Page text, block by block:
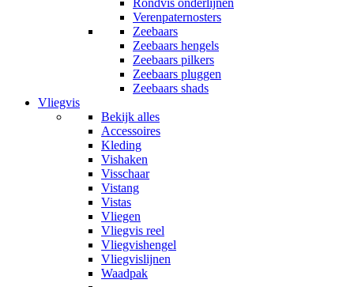
Rondvis onderlijnen
Verenpaternosters
Zeebaars
Zeebaars hengels
Zeebaars pilkers
Zeebaars pluggen
Zeebaars shads
Vliegvis
Bekijk alles
Accessoires
Kleding
Vishaken
Visschaar
Vistang
Vistas
Vliegen
Vliegvis reel
Vliegvishengel
Vliegvislijnen
Waadpak